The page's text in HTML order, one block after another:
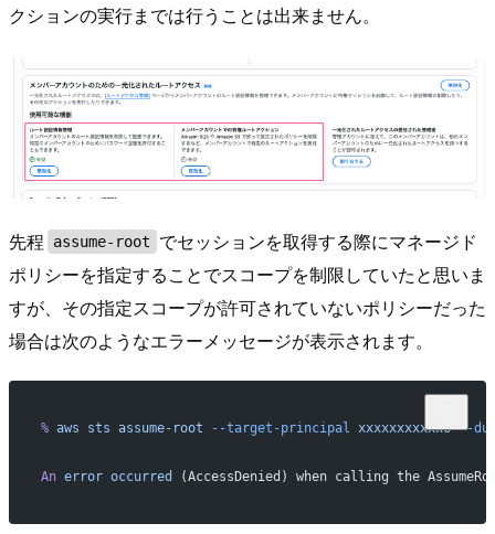
クションの実行までは行うことは出来ません。
先程 assume-root
でセッションを取得する際にマネージド
ポリシーを指定することでスコープを制限していたと思いま
すが、その指定スコープが許可されていないポリシーだった
場合は次のようなエラーメッセージが表示されます。
% aws sts assume-root --target-principal xxxxxxxxxxx6 --
An error occurred (AccessDenied) when calling the